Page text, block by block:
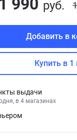
990 руб.
Добавить в
Купить в 1
выдачи
в 4 магазинах